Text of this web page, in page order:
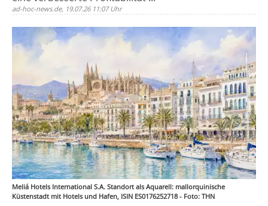
ad-hoc-news.de, 19.07.26 11:07 Uhr
Meliá Hotels International S.A. Standort als Aquarell: mallorquinische
Küstenstadt mit Hotels und Hafen, ISIN ES0176252718 - Foto: THN